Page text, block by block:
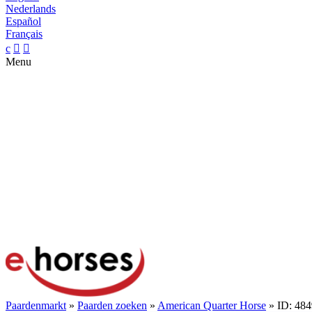
Nederlands
Español
Français
c  
Menu
Paardenmarkt » Paarden zoeken » American Quarter Horse » ID: